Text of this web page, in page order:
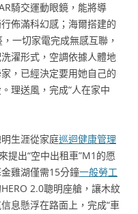
騎交運動眼鏡，能將導
佈滿科幻感；海爾搭建的
一切家電完成無感互聯，
濯形式，空調依據人體地
，已經決定要用她自己的
理送風，完成“人在家中
生涯從家庭巡迴健康管理
提出“空中出租車”M1的愿
雞湖僅需15分鐘一般勞工
2.0聰明座艙，讓木紋
息懸浮在路面上，完成“車